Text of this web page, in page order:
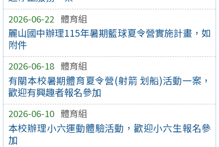
2026-06-22 體育組
麗山國中辦理115年暑期籃球夏令營實施計畫，如
附件
2026-06-18 體育組
有關本校暑期體育夏令營(射箭 划船)活動一案，
歡迎有興趣者報名參加
2026-06-10 體育組
本校辦理小六運動體驗活動，歡迎小六生報名參
加